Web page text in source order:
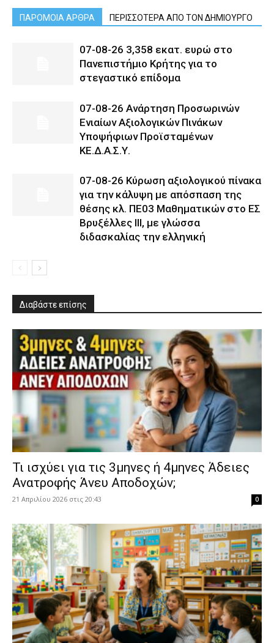
ΠΑΡΟΜΟΙΑ ΑΡΘΡΑ ΠΕΡΙΣΣΟΤΕΡΑ ΑΠΟ ΤΟΝ ΔΗΜΙΟΥΡΓΟ
07-08-26 3,358 εκατ. ευρώ στο
Πανεπιστήμιο Κρήτης για το
στεγαστικό επίδομα
07-08-26 Ανάρτηση Προσωρινών
Ενιαίων Αξιολογικών Πινάκων
Υποψήφιων Προϊσταμένων
ΚΕ.Δ.Α.Σ.Υ.
07-08-26 Κύρωση αξιολογικού πίνακα
για την κάλυψη με απόσπαση της
θέσης κλ. ΠΕ03 Μαθηματικών στο ΕΣ
Βρυξέλλες ΙΙΙ, με γλώσσα
διδασκαλίας την ελληνική
Διαβάστε επίσης
​Τι ισχύει για τις 3μηνες ή 4μηνες Άδειες
Ανατροφής Άνευ Αποδοχών;
21 Απριλίου 2026 στις 20:43 0